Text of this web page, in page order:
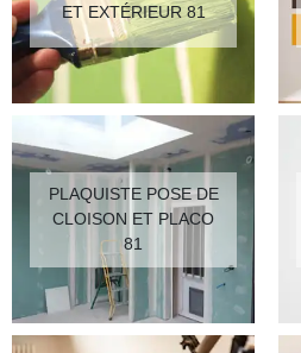
ET EXTÉRIEUR 81
PLAQUISTE POSE DE
CLOISON ET PLACO
81